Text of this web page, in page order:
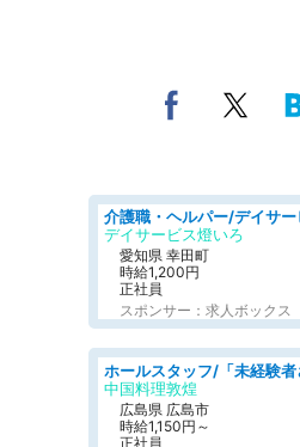
デイサービス燈いろ
愛知県 幸田町
時給1,200円
正社員
スポンサー：求人ボックス
中国料理敦煌
広島県 広島市
時給1,150円～
正社員